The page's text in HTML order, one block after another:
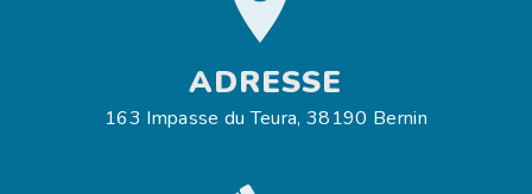
ADRESSE
163 Impasse du Teura, 38190 Bernin